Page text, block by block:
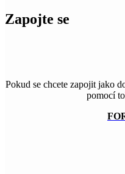
Zapojte se
Pokud se chcete zapojit jako
pomocí